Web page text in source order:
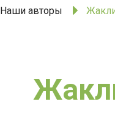
Наши авторы